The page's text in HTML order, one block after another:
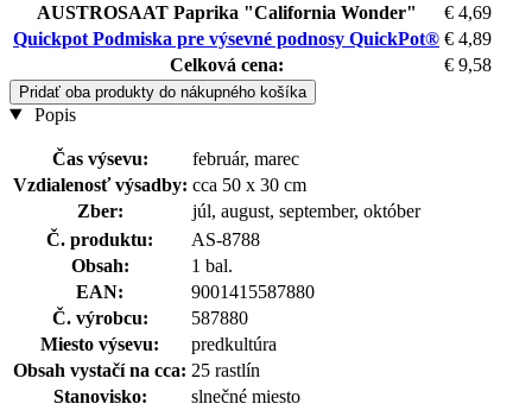
AUSTROSAAT Paprika "California Wonder"
€ 4,69
Quickpot Podmiska pre výsevné podnosy QuickPot® € 4,89
Celková cena:
€ 9,58
Pridať oba produkty do nákupného košíka
Popis
Čas výsevu:
február, marec
Vzdialenosť výsadby: cca 50 x 30 cm
Zber:
júl, august, september, október
Č. produktu:
AS-8788
Obsah:
1 bal.
EAN:
9001415587880
Č. výrobcu:
587880
Miesto výsevu:
predkultúra
Obsah vystačí na cca: 25 rastlín
Stanovisko:
slnečné miesto